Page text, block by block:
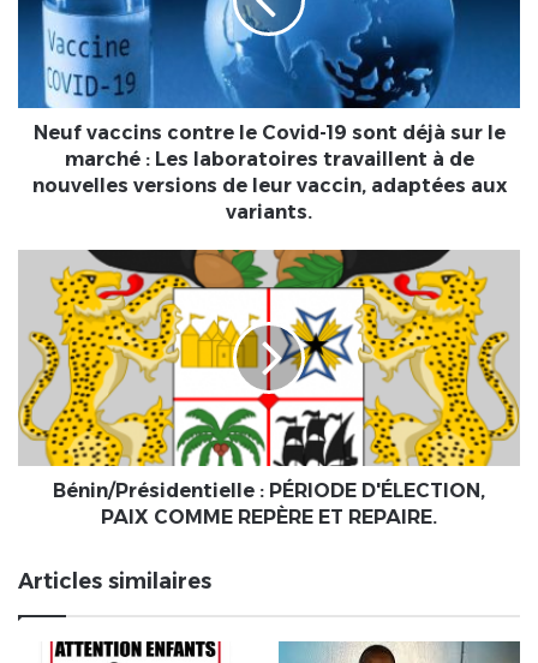
Covid-
sur
nouvelles
versions
de
leur
vaccin,
adaptées
Neuf vaccins contre le Covid-19 sont déjà sur le
marché : Les laboratoires travaillent à de
nouvelles versions de leur vaccin, adaptées aux
variants.
Bénin/Présidentielle
PÉRIODE
D'ÉLECTION,
PAIX
COMME
REPÈRE
ET
REPAIRE.
Bénin/Présidentielle : PÉRIODE D'ÉLECTION,
PAIX COMME REPÈRE ET REPAIRE.
Articles similaires